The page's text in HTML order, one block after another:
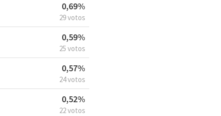
0,69%
29 votos
0,59%
25 votos
0,57%
24 votos
0,52%
22 votos